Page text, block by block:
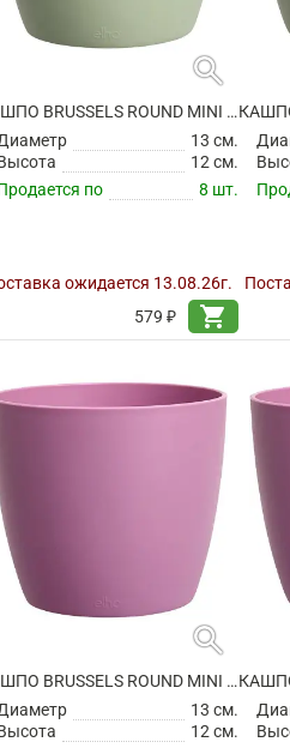
search
КАШПО BRUSSELS ROUND MINI SORBET GREEN
13 см.
12 см.
по
8 шт.
ожидается 13.08.26г.
579 ₽
shopping_cart
search
КАШПО BRUSSELS ROUND MINI VIVID VIOLET
13 см.
12 см.